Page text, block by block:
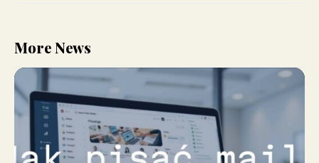
More News